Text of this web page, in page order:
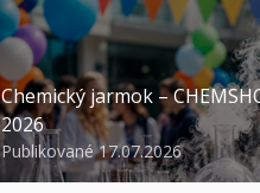
Chemický jarmok –
2026
Publikované 17.07.2026